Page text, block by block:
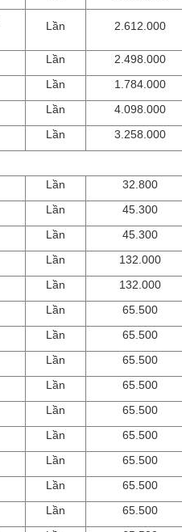
Lần 2.612.000
Lần
2.498.000
Lần
1.784.000
Lần
4.098.000
Lần
3.258.000
Lần
32.800
Lần
45.300
Lần
45.300
Lần
132.000
Lần
132.000
Lần
65.500
Lần
65.500
Lần
65.500
Lần
65.500
Lần
65.500
Lần
65.500
Lần
65.500
Lần
65.500
Lần
65.500